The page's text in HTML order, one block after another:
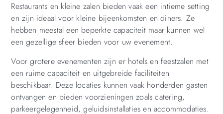
Restaurants en kleine zalen bieden vaak een intieme setting
en zijn ideaal voor kleine bijeenkomsten en diners. Ze
hebben meestal een beperkte capaciteit maar kunnen wel
een gezellige sfeer bieden voor uw evenement.
Voor grotere evenementen zijn er hotels en feestzalen met
een ruime capaciteit en uitgebreide faciliteiten
beschikbaar. Deze locaties kunnen vaak honderden gasten
ontvangen en bieden voorzieningen zoals catering,
parkeergelegenheid, geluidsinstallaties en accommodaties.